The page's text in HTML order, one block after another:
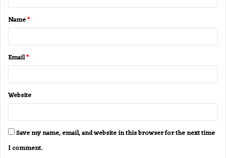
t
*
Name*
Email*
Website
Save my name, email, and website in this browser for the next time
I comment.